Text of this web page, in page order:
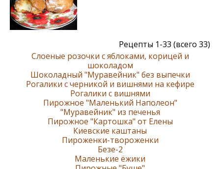
Рецепты 1-33 (всего 33)
Слоеные розочки с яблоками, корицей и
шоколадом
Шоколадный "Муравейник" без выпечки
Рогалики с черникой и вишнями на кефире
Рогалики с вишнями
Пирожное "Маленький Наполеон"
"Муравейник" из печенья
Пирожное "Картошка" от Елены
Киевские каштаны
Пироженки-твороженки
Безе-2
Маленькие ёжики